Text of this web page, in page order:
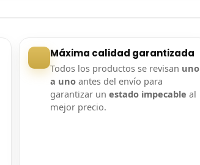
Máxima calidad garantizada
Todos los productos se revisan uno
a unoantes del envío para
garantizar un estado impecable al
mejor precio.